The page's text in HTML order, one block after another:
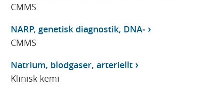
CMMS
NARP, genetisk diagnostik, DNA-
CMMS
Natrium, blodgaser, arteriellt
Klinisk kemi